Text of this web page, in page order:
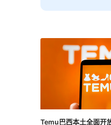
Temu巴西本土全面开